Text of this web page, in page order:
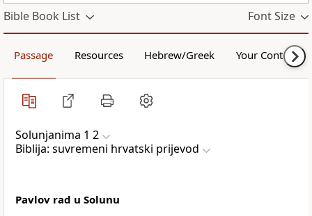
Bible Book List Font Size
Passage Resources Hebrew/Greek Your Content
Solunjanima 1 2
Biblija: suvremeni hrvatski prijevod
Pavlov rad u Solunu